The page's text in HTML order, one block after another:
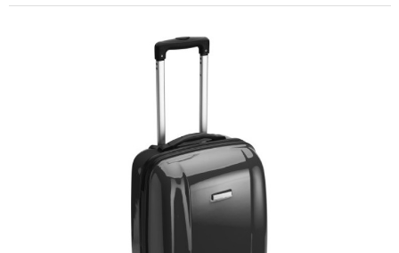
Minimale afname: 1